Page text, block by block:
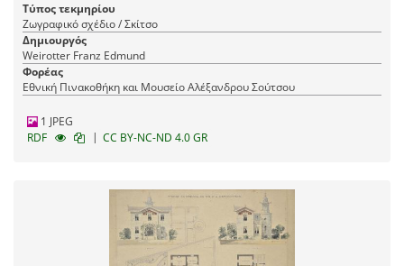
Τύπος τεκμηρίου
Ζωγραφικό σχέδιο / Σκίτσο
Δημιουργός
Weirotter Franz Edmund
Φορέας
Εθνική Πινακοθήκη και Μουσείο Αλέξανδρου Σούτσου
1 JPEG
RDF
| CC BY-NC-ND 4.0 GR